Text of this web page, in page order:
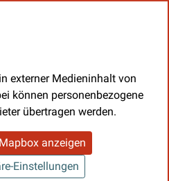
externer Medieninhalt von
können personenbezogene
übertragen werden.
anzeigen
Einstellungen